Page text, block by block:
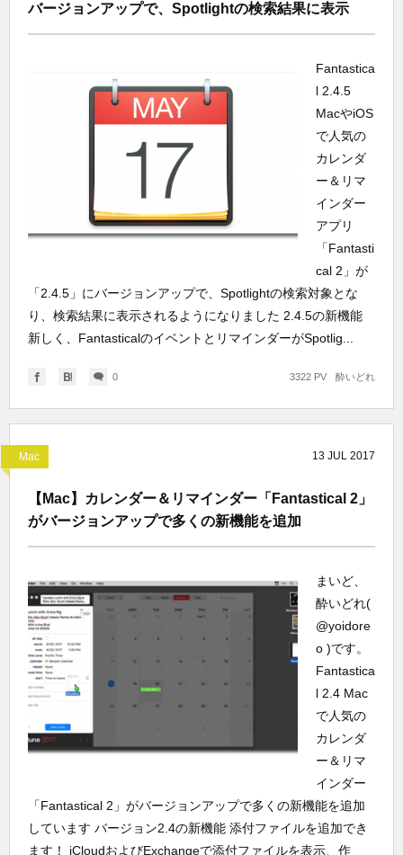
バージョンアップで、Spotlightの検索結果に表示
Fantastica
l 2.4.5
MacやiOS
で人気の
カレンダ
ー＆リマ
インダー
アプリ
「Fantasti
cal 2」が
「2.4.5」にバージョンアップで、Spotlightの検索対象とな
り、検索結果に表示されるようになりました 2.4.5の新機能
新しく、FantasticalのイベントとリマインダーがSpotlig...
0 酔いどれ
3322 PV
Mac 13 JUL 2017
【Mac】カレンダー＆リマインダー「Fantastical 2」
がバージョンアップで多くの新機能を追加
まいど、
酔いどれ(
@yoidore
o )です。
Fantastica
l 2.4 Mac
で人気の
カレンダ
ー＆リマ
インダー
「Fantastical 2」がバージョンアップで多くの新機能を追加
しています バージョン2.4の新機能 添付ファイルを追加でき
ます！ iCloudおよびExchangeで添付ファイルを表示、作